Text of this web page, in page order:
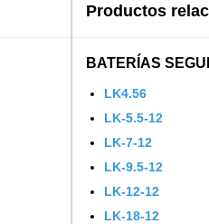
Productos
BATERÍAS
LK4.56
LK-5.5-12
LK-7-12
LK-9.5-12
LK-12-12
LK-18-12